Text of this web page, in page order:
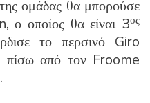
ομάδας θα μπορούσε
ο οποίος θα είναι 3ος
το περσινό Giro
πίσω από τον Froome